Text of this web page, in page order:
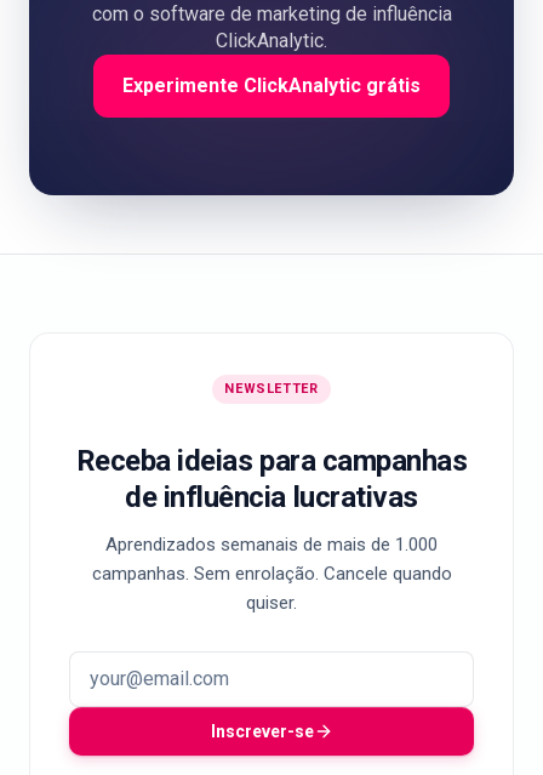
com o software de marketing de influência
ClickAnalytic.
Experimente ClickAnalytic grátis
NEWSLETTER
Receba ideias para campanhas
de influência lucrativas
Aprendizados semanais de mais de 1.000
campanhas. Sem enrolação. Cancele quando
quiser.
Inscrever-se